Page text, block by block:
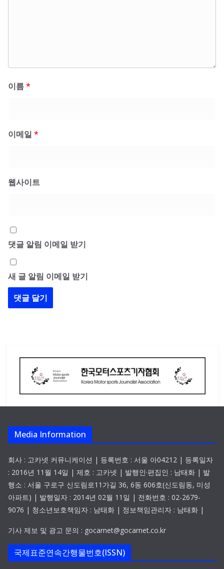
이름*
이메일 *
웹사이트
댓글 알림 이메일 받기
새 글 알림 이메일 받기
Media Information
회사 : 고카넷 커뮤니케이션 | 등록번호 : 서울 아04212 | 등록일자
: 2016년 11월 14일 | 제호 : 고카넷 | 발행인·편집인 : 남태화 | 발
행소 : 서울 구로구 신도림로11가길 36, 6동 606호(신도림동, 미성
아파트) | 발행일자 : 2014년 02월 11일 | 전화번호 : 02-2679-
9076 | 청소년보호책임자 : 남태화 | 정보책임관리자 : 남태화 |
기사 제보 및 광고 문의 : gocarnet@gocarnet.co.kr
국제표준연속간행물번호(ISSN)